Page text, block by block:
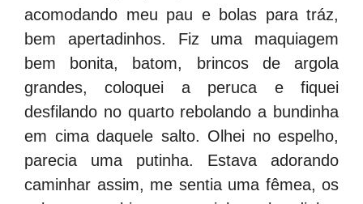
acomodando meu pau e bolas para tráz,
bem apertadinhos. Fiz uma maquiagem
bem bonita, batom, brincos de argola
grandes, coloquei a peruca e fiquei
desfilando no quarto rebolando a bundinha
em cima daquele salto. Olhei no espelho,
parecia uma putinha. Estava adorando
caminhar assim, me sentia uma fêmea, os